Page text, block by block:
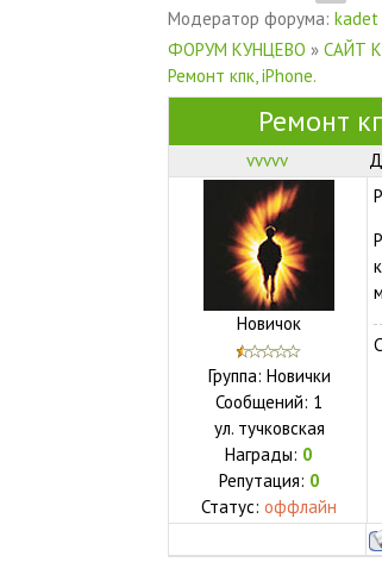
Модератор форума: kadet
ФОРУМ КУНЦЕВО » САЙТ
Ремонт кпк, iPhone.
Ремонт
vvvvv
Новичок
Группа: Новички
Сообщений: 1
ул. тучковская
Награды: 0
Репутация: 0
Статус:оффлайн